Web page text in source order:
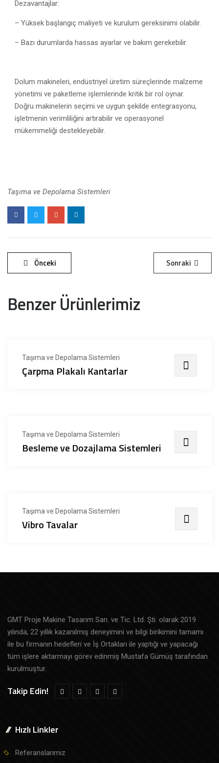
Dezavantajlar:
– Yüksek başlangıç maliyeti ve kurulum gereksinimi olabilir.
– Bazı durumlarda hassas ayarlar ve bakım gerekebilir.
Dolum makineleri, endüstriyel üretim süreçlerinde malzeme
yönetimi ve paketleme işlemlerinde kritik bir rol oynar.
Doğru makinelerin seçimi ve uygun şekilde entegrasyonu,
işletmenin verimliliğini artırabilir ve operasyonel
mükemmeliği destekleyebilir.
Taşıma ve Depolama Sistemleri
Önceki Sonraki
Benzer Ürünlerimiz
Taşıma ve Depolama Sistemleri
Çarpma Plakalı Kantarlar
Taşıma ve Depolama Sistemleri
Besleme ve Dozajlama Sistemleri
Taşıma ve Depolama Sistemleri
Vibro Tavalar
GMT Proje Makine Tasarım San. ve Tic. Ltd. Şti. olarak 2019
yılında, 22 yıllık kazanılmış deneyimini ve bilgi birikimini tamamı
ile bu firmanın hedefleri ve İş Ortakları ile yaptığı ve yapacağı
tüm işlere aktarmayı görev edinmiş Mustafa Gümüş tarafından
kurulmuştur.
Takip Edin!
Hızlı Linkler
Referanslarımız